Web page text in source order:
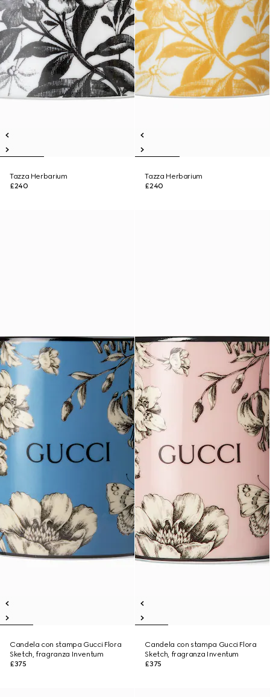
Tazza Herbarium
£240
Tazza Herbarium
£240
Candela con stampa Gucci Flora
Sketch, fragranza Inventum
£375
Candela con stampa Gucci Flora
Sketch, fragranza Inventum
£375